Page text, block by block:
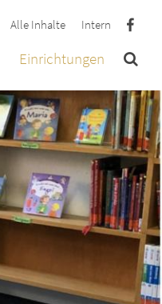
Alle Inhalte Intern
Einrichtungen